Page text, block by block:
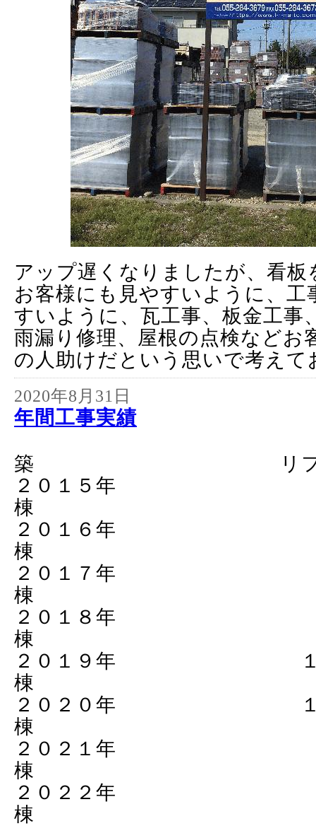
アップ遅くなりましたが、看板
お客様にも見やすいように、工
すいように、瓦工事、板金工事
雨漏り修理、屋根の点検などお
の人助けだという思いで考えて
2020年8月31日
年間工事実績
築 リフォーム
２０１５年
棟 ４３
２０１６年
棟 ４５
２０１７年
棟 ４８
２０１８年
棟 ４６
２０１９年 １
棟 ５４
２０２０年 １
棟 ５２
２０２１年
棟 ７８
２０２２年
棟 ６３